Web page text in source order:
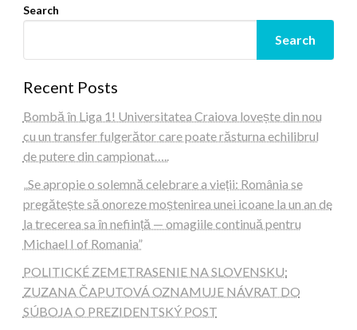
Search
Search
Recent Posts
Bombă în Liga 1! Universitatea Craiova lovește din nou
cu un transfer fulgerător care poate răsturna echilibrul
de putere din campionat…..
„Se apropie o solemnă celebrare a vieții: România se
pregătește să onoreze moștenirea unei icoane la un an de
la trecerea sa în neființă — omagiile continuă pentru
Michael I of Romania”
POLITICKÉ ZEMETRASENIE NA SLOVENSKU:
ZUZANA ČAPUTOVÁ OZNAMUJE NÁVRAT DO
SÚBOJA O PREZIDENTSKÝ POST